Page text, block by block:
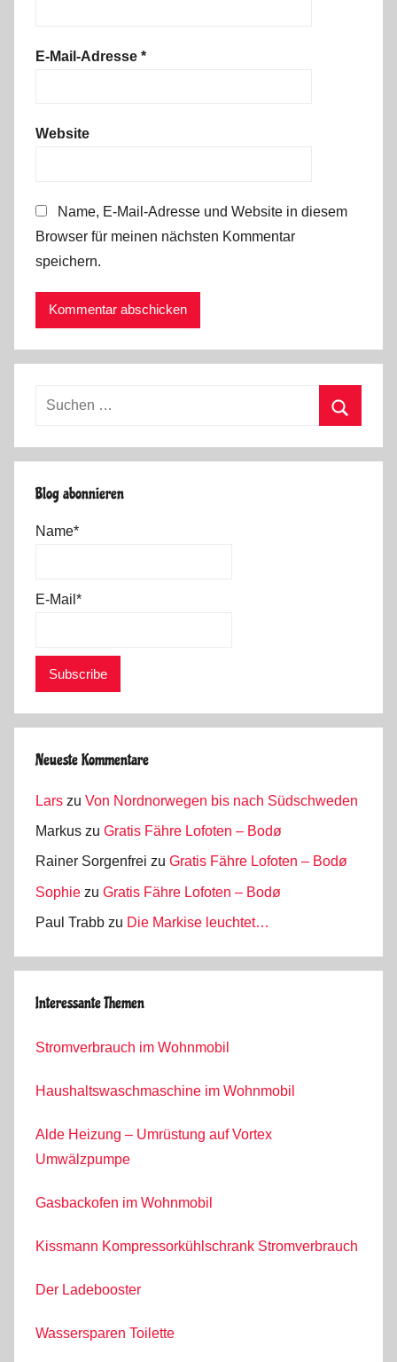
E-Mail-Adresse *
Website
Name, E-Mail-Adresse und Website in diesem
Browser für meinen nächsten Kommentar
speichern.
Suchen
Blog abonnieren
Name*
E-Mail*
Neueste Kommentare
Lars zu Von Nordnorwegen bis nach Südschweden
Markus zu Gratis Fähre Lofoten – Bodø
Rainer Sorgenfrei zu Gratis Fähre Lofoten – Bodø
Sophie zu Gratis Fähre Lofoten – Bodø
Paul Trabb zu Die Markise leuchtet…
Interessante Themen
Stromverbrauch im Wohnmobil
Haushaltswaschmaschine im Wohnmobil
Alde Heizung – Umrüstung auf Vortex
Umwälzpumpe
Gasbackofen im Wohnmobil
Kissmann Kompressorkühlschrank Stromverbrauch
Der Ladebooster
Wassersparen Toilette